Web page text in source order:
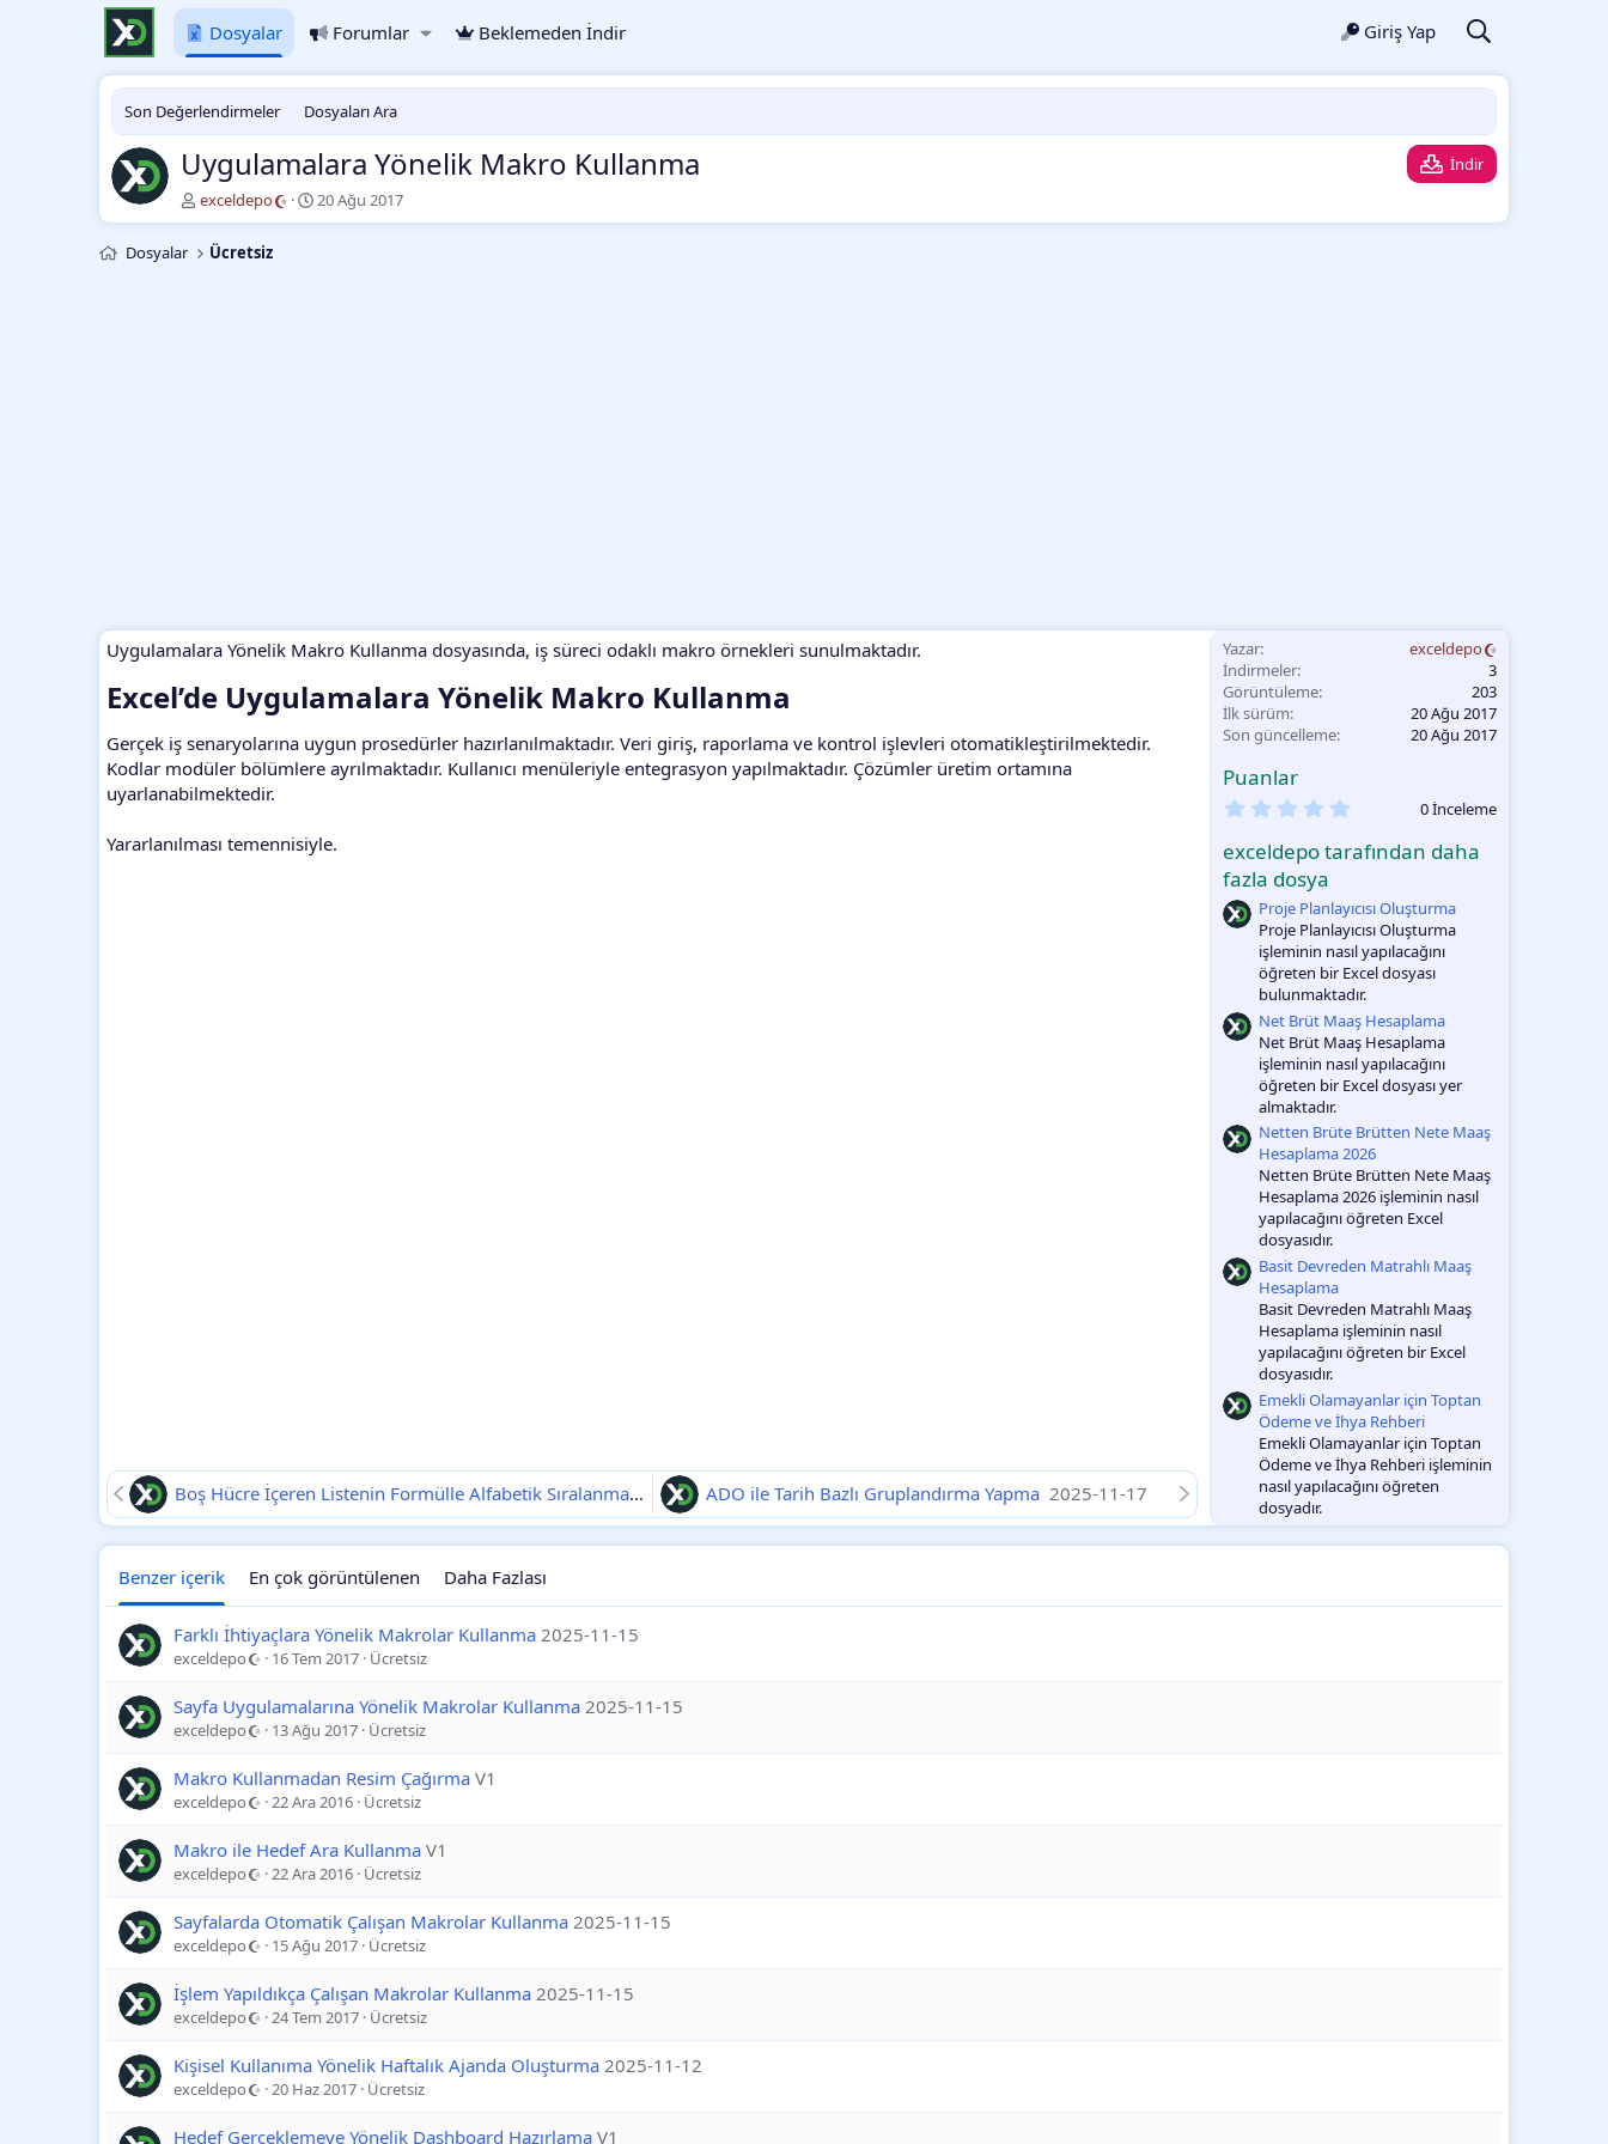
Dosyalar Forumlar Beklemeden İndir Giriş Yap
Son Değerlendirmeler Dosyaları Ara
Uygulamalara Yönelik Makro Kullanma
İndir
Y
a
a
exceldepo
O
l
20 Ağu 2017
Dosyalar Ücretsiz
Uygulamalara Yönelik Makro Kullanma dosyasında, iş süreci odaklı makro örnekleri sunulmaktadır.
Excel’de Uygulamalara Yönelik Makro Kullanma​
Gerçek iş senaryolarına uygun prosedürler hazırlanılmaktadır. Veri giriş, raporlama ve kontrol işlevleri otomatikleştirilmektedir.
Kodlar modüler bölümlere ayrılmaktadır. Kullanıcı menüleriyle entegrasyon yapılmaktadır. Çözümler üretim ortamına
uyarlanabilmektedir.
Yararlanılması temennisiyle.
Boş Hücre İçeren Listenin Formülle Alfabetik Sıralanması 2025-11-19ADO ile Tarih Bazlı Gruplandırma Yapma 2025-11-17
Yazar
exceldepo
İndirmeler
3
Görüntüleme
203
İlk sürüm
20 Ağu 2017
Son güncelleme
20 Ağu 2017
Puanlar
0
l
a
m
a
0 İnceleme
exceldepo tarafından daha
fazla dosya
Proje Planlayıcısı Oluşturma
Proje Planlayıcısı Oluşturma
işleminin nasıl yapılacağını
öğreten bir Excel dosyası
bulunmaktadır.
Net Brüt Maaş Hesaplama
Net Brüt Maaş Hesaplama
işleminin nasıl yapılacağını
öğreten bir Excel dosyası yer
almaktadır.
Netten Brüte Brütten Nete Maaş
Hesaplama 2026
Netten Brüte Brütten Nete Maaş
Hesaplama 2026 işleminin nasıl
yapılacağını öğreten Excel
dosyasıdır.
Basit Devreden Matrahlı Maaş
Hesaplama
Basit Devreden Matrahlı Maaş
Hesaplama işleminin nasıl
yapılacağını öğreten bir Excel
dosyasıdır.
Emekli Olamayanlar için Toptan
Ödeme ve İhya Rehberi
Emekli Olamayanlar için Toptan
Ödeme ve İhya Rehberi işleminin
nasıl yapılacağını öğreten
dosyadır.
Benzer içerik En çok görüntülenen Daha Fazlası
Farklı İhtiyaçlara Yönelik Makrolar Kullanma 2025-11-15
exceldepo 16 Tem 2017 Ücretsiz
Sayfa Uygulamalarına Yönelik Makrolar Kullanma 2025-11-15
exceldepo 13 Ağu 2017 Ücretsiz
Makro Kullanmadan Resim Çağırma V1
exceldepo 22 Ara 2016 Ücretsiz
Makro ile Hedef Ara Kullanma V1
exceldepo 22 Ara 2016 Ücretsiz
Sayfalarda Otomatik Çalışan Makrolar Kullanma 2025-11-15
exceldepo 15 Ağu 2017 Ücretsiz
İşlem Yapıldıkça Çalışan Makrolar Kullanma 2025-11-15
exceldepo 24 Tem 2017 Ücretsiz
Kişisel Kullanıma Yönelik Haftalık Ajanda Oluşturma 2025-11-12
exceldepo 20 Haz 2017 Ücretsiz
Hedef Gerçeklemeye Yönelik Dashboard Hazırlama V1